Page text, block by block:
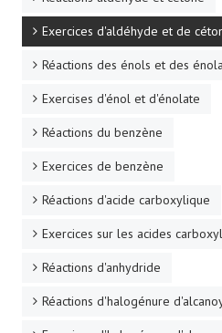
Exercices d'aldéhyde et de
Réactions des énols et des
Exercises d'énol et d'énolate
Réactions du benzène
Exercices de benzène
Réactions d'acide carboxylique
Exercices sur les acides
Réactions d'anhydride
Réactions d'halogénure